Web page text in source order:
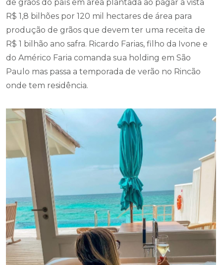
de grãos do país em área plantada ao pagar a vista
R$ 1,8 bilhões por 120 mil hectares de área para
produção de grãos que devem ter uma receita de
R$ 1 bilhão ano safra. Ricardo Farias, filho da Ivone e
do Américo Faria comanda sua holding em São
Paulo mas passa a temporada de verão no Rincão
onde tem residência.